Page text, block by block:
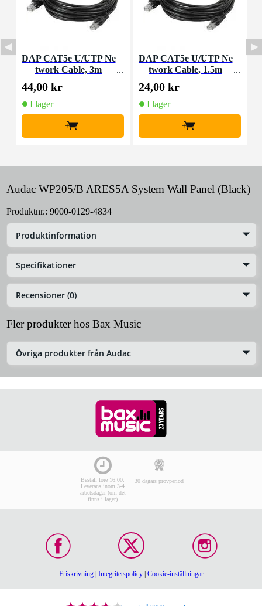
DAP CAT5e U/UTP Ne
twork Cable, 3m
44,00 kr
I lager
+
DAP CAT5e U/UTP Ne
twork Cable, 1.5m
24,00 kr
I lager
+
Audac WP205/B ARES5A System Wall Panel (Black)
Produktnr.: 9000-0129-4834
Produktinformation
Specifikationer
Recensioner (0)
Fler produkter hos Bax Music
Övriga produkter från Audac
Beställ före 16:00:
Leverans inom 3-4
arbetsdagar (om det
finns i lager)
30 dagars provperiod
Friskrivning| Integritetspolicy| Cookie-inställningar